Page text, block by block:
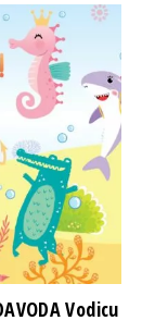
Vodicu